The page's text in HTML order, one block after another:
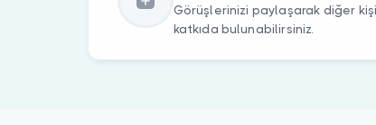
Görüşlerinizi paylaşarak diğer
katkıda bulunabilirsiniz.